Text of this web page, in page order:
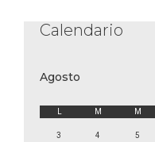
Calendario
Agosto
L M M
3
4 5